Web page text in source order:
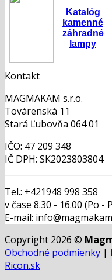
Katalóg
kamenné
záhradné
lampy
Kontakt
MAGMAKAM s.r.o.
Továrenská 11
Stará Ľubovňa 064 01
IČO: 47 209 348
IČ DPH: SK2023803804
Tel.: +421948 998 358
v čase 8.30 - 16.00 (Po -
E-mail:
Copyright 2026 ©
Obchodné podmienky |
Ricon.sk